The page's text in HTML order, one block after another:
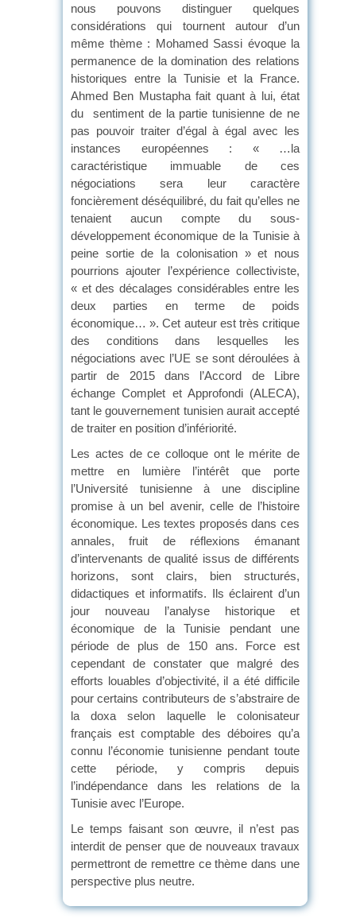
nous pouvons distinguer quelques
considérations qui tournent autour d’un
même thème : Mohamed Sassi évoque la
permanence de la domination des relations
historiques entre la Tunisie et la France.
Ahmed Ben Mustapha fait quant à lui, état
du sentiment de la partie tunisienne de ne
pas pouvoir traiter d’égal à égal avec les
instances européennes : « …la
caractéristique immuable de ces
négociations sera leur caractère
foncièrement déséquilibré, du fait qu’elles ne
tenaient aucun compte du sous-
développement économique de la Tunisie à
peine sortie de la colonisation » et nous
pourrions ajouter l’expérience collectiviste,
« et des décalages considérables entre les
deux parties en terme de poids
économique… ». Cet auteur est très critique
des conditions dans lesquelles les
négociations avec l’UE se sont déroulées à
partir de 2015 dans l’Accord de Libre
échange Complet et Approfondi (ALECA),
tant le gouvernement tunisien aurait accepté
de traiter en position d’infériorité.
Les actes de ce colloque ont le mérite de
mettre en lumière l’intérêt que porte
l’Université tunisienne à une discipline
promise à un bel avenir, celle de l’histoire
économique. Les textes proposés dans ces
annales, fruit de réflexions émanant
d’intervenants de qualité issus de différents
horizons, sont clairs, bien structurés,
didactiques et informatifs. Ils éclairent d’un
jour nouveau l’analyse historique et
économique de la Tunisie pendant une
période de plus de 150 ans. Force est
cependant de constater que malgré des
efforts louables d’objectivité, il a été difficile
pour certains contributeurs de s’abstraire de
la doxa selon laquelle le colonisateur
français est comptable des déboires qu’a
connu l’économie tunisienne pendant toute
cette période, y compris depuis
l’indépendance dans les relations de la
Tunisie avec l’Europe.
Le temps faisant son œuvre, il n’est pas
interdit de penser que de nouveaux travaux
permettront de remettre ce thème dans une
perspective plus neutre.